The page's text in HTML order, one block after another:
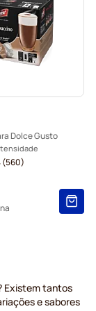
Dolce Gusto
(560)
Existem tantos
e sabores